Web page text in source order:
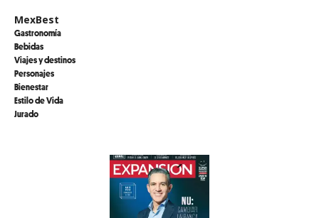
MexBest
Gastronomía
Bebidas
Viajes y destinos
Personajes
Bienestar
Estilo de Vida
Jurado